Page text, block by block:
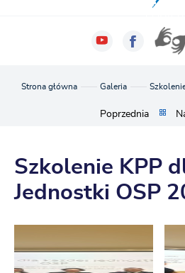
Strona główna Galeria
Poprzednia
Szkolenie KPP
Jednostki OSP